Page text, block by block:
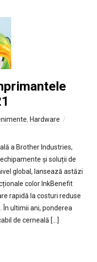
, Hardware
a Brother Industries,
și soluții de
global, lansează astăzi
color InkBenefit
rapidă la costuri reduse
În ultimii ani, ponderea
de cerneală […]